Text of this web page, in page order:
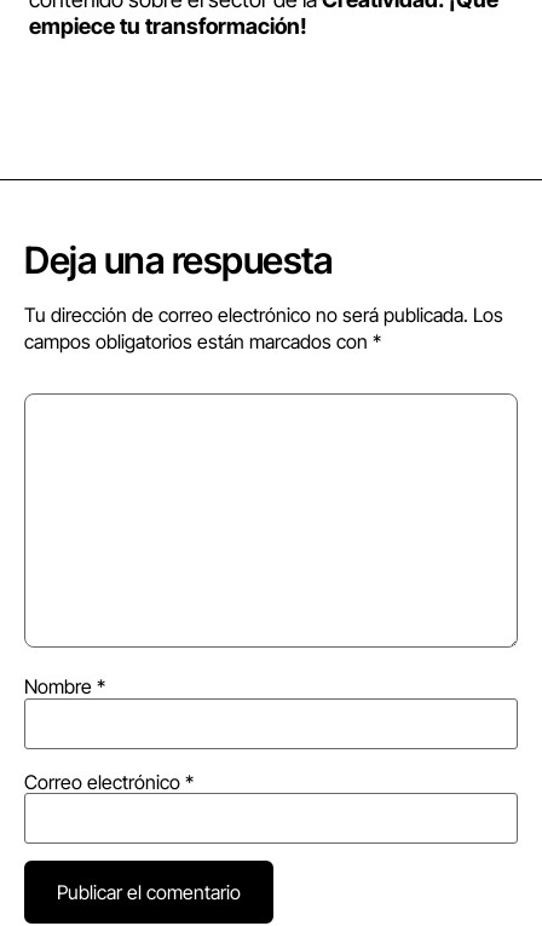
empiece tu transformación!
Deja una respuesta
Tu dirección de correo electrónico no será publicada. Los
campos obligatorios están marcados con *
Nombre *
Correo electrónico *